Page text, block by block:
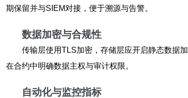
期保留并与SIEM对接，便于溯源与告警。
数据加密与合规性
传输层使用TLS加密，存储层应开启静态数据
在合约中明确数据主权与审计权限。
自动化与监控指标